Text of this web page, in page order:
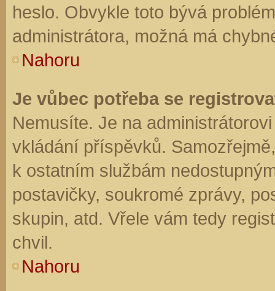
heslo. Obvykle toto bývá
administrátora, možná má
Nahoru
Je vůbec potřeba se
Nemusíte. Je na
vkládání příspěvků.
k ostatním službám
postavičky, soukromé zprávy,
skupin, atd. Vřele vám tedy
chvil.
Nahoru